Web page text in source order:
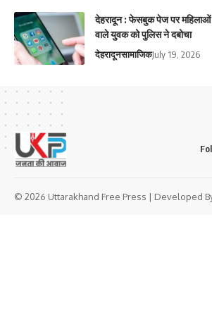
देहरादून : फेसबुक पेज पर महिलाओं
वाले युवक को पुलिस ने दबोचा
देहरादूनसामाजिकJuly 19, 2026
© 2026 Uttarakhand Free Press | Developed